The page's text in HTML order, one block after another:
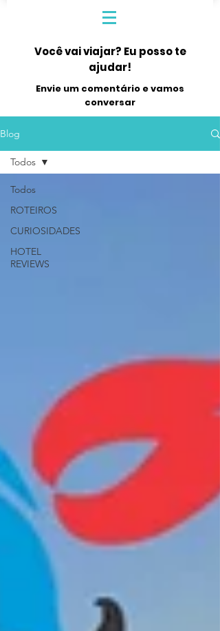
Você vai viajar? Eu posso te
ajudar!
Envie um comentário e vamos
conversar
Blog
Todos
ROTEIROS
CURIOSIDADES
HOTEL
REVIEWS
Todos